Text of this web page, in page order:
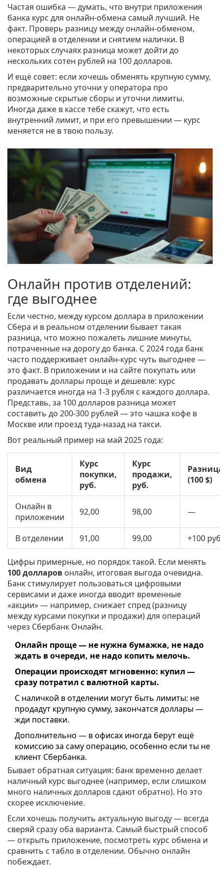
Частая ошибка — думать, что внутри приложения
банка курс для онлайн-обмена самый лучший. Не
факт. Проверь разницу между онлайн-обменом,
операцией в отделении и снятием налички. В
некоторых случаях разница может дойти до
нескольких сотен рублей на 100 долларов.
И ещё совет: если хочешь обменять крупную сумму,
предварительно уточни у оператора про
возможные скрытые сборы и уточни лимиты.
Иногда даже в кассе тебе скажут, что есть
внутренний лимит, и при его превышении — курс
меняется не в твою пользу.
Онлайн против отделений:
где выгоднее
Если честно, между курсом доллара в приложении
Сбера и в реальном отделении бывает такая
разница, что можно пожалеть лишние минуты,
потраченные на дорогу до банка. С 2024 года банк
часто поддерживает онлайн-курс чуть выгоднее —
это факт. В приложении и на сайте покупать или
продавать доллары проще и дешевле: курс
различается иногда на 1-3 рубля с каждого доллара.
Представь, за 100 долларов разница может
составить до 200-300 рублей — это чашка кофе в
Москве или проезд туда-назад на такси.
Вот реальный пример на май 2025 года:
Вид
обмена
Курс
покупки,
руб.
Курс
продажи,
руб.
(100 $)
Онлайн в
приложении
92,00 98,00 —
В отделении 91,00 99,00 +100
Цифры примерные, но порядок такой. Если менять
100 долларов онлайн, итоговая выгода очевидна.
Банк стимулирует пользоваться цифровыми
сервисами и даже иногда вводит временные
«акции» — например, снижает спред (разницу
между курсами покупки и продажи) для операций
через Сбербанк Онлайн.
Онлайн проще — не нужна бумажка, не надо
ждать в очереди, не надо копить мелочь.
Операции происходят мгновенно: купил —
сразу потратил с валютной карты.
С наличкой в отделении могут быть лимиты: не
продадут крупную сумму, закончатся доллары —
жди поставки.
Дополнительно — в офисах иногда берут ещё
комиссию за саму операцию, особенно если ты не
клиент Сбербанка.
Бывает обратная ситуация: банк временно делает
наличный курс выгоднее (например, если слишком
много наличных долларов сдают обратно). Но это
скорее исключение.
Если хочешь получить актуальную выгоду — всегда
сверяй сразу оба варианта. Самый быстрый способ
— открыть приложение, посмотреть курс обмена и
сравнить с табло в отделении. Обычно онлайн
побеждает.